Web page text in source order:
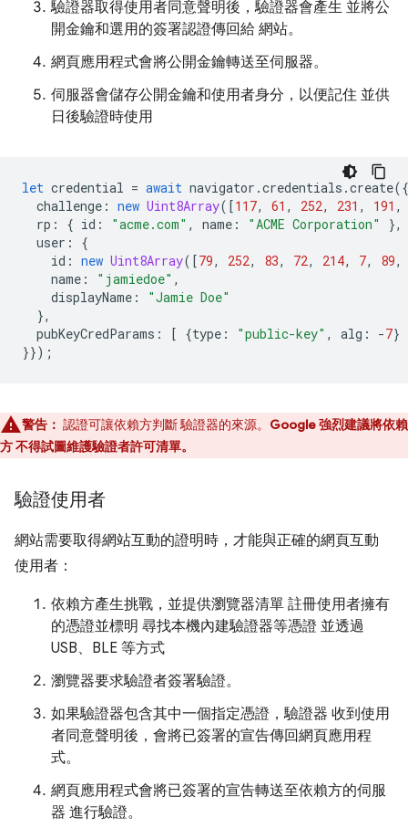
驗證器取得使用者同意聲明後，驗證器會產生 並將公
開金鑰和選用的簽署認證傳回給 網站。
網頁應用程式會將公開金鑰轉送至伺服器。
伺服器會儲存公開金鑰和使用者身分，以便記住 並供
日後驗證時使用
let credential = await navigator .credentials .create({
challenge : new Uint8Array([117, 61 , 252, 231 , 191 ,
rp : { id : "acme.com" , name : "ACME Corporation"
},
user :
{
id : new Uint8Array([79, 252, 83, 72, 214, 7, 89,
name : "jamiedoe" ,
displayName :
"Jamie Doe"
},
pubKeyCredParams : [ {type : "public-key" , alg : -7}
}});
警告： 認證可讓依賴方判斷 驗證器的來源。 Google 強烈建議將依賴
方 不得試圖維護驗證者許可清單。
驗證使用者
網站需要取得網站互動的證明時，才能與正確的網頁互動
使用者：
依賴方產生挑戰，並提供瀏覽器清單 註冊使用者擁有
的憑證並標明 尋找本機內建驗證器等憑證 並透過
USB、BLE 等方式
瀏覽器要求驗證者簽署驗證。
如果驗證器包含其中一個指定憑證，驗證器 收到使用
者同意聲明後，會將已簽署的宣告傳回網頁應用程
式。
網頁應用程式會將已簽署的宣告轉送至依賴方的伺服
器 進行驗證。